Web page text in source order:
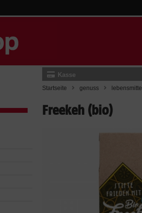
Kasse
Startseite genuss lebensmittel
Freekeh (bio)